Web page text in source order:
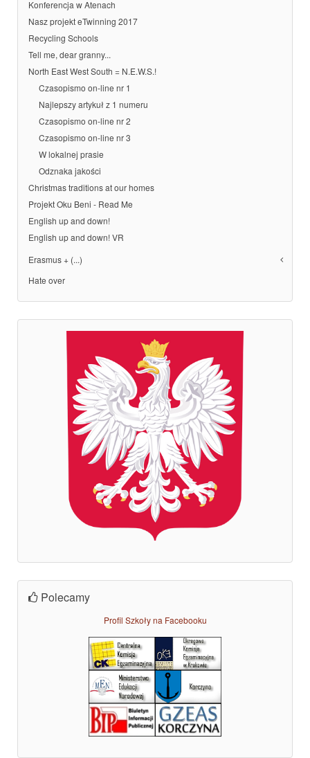
Konferencja w Atenach
Nasz projekt eTwinning 2017
Recycling Schools
Tell me, dear granny...
North East West South = N.E.W.S.!
Czasopismo on-line nr 1
Najlepszy artykuł z 1 numeru
Czasopismo on-line nr 2
Czasopismo on-line nr 3
W lokalnej prasie
Odznaka jakości
Christmas traditions at our homes
Projekt Oku Beni - Read Me
English up and down!
English up and down! VR
Erasmus + (...)
Hate over
Polecamy
Profil Szkoły na Facebooku